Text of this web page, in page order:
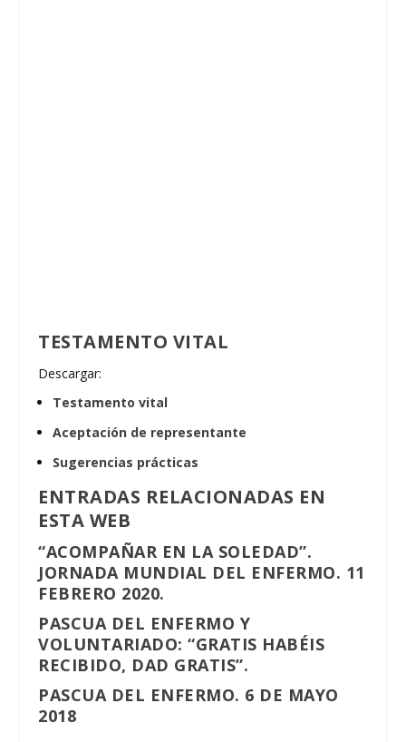
TESTAMENTO VITAL
Descargar:
Testamento vital
Aceptación de representante
Sugerencias prácticas
ENTRADAS RELACIONADAS EN
ESTA WEB
“ACOMPAÑAR EN LA SOLEDAD”.
JORNADA MUNDIAL DEL ENFERMO. 11
FEBRERO 2020.
PASCUA DEL ENFERMO Y
VOLUNTARIADO: “GRATIS HABÉIS
RECIBIDO, DAD GRATIS”.
PASCUA DEL ENFERMO. 6 DE MAYO
2018